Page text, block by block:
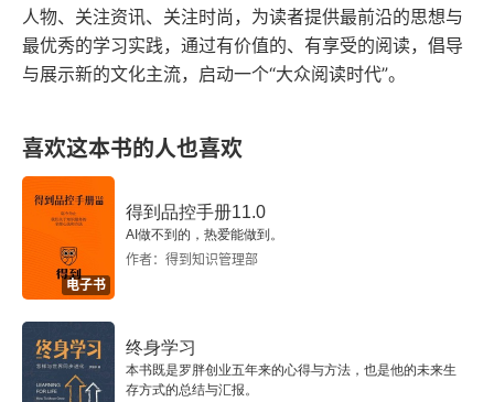
是必要的。这对个人而言相当有启发。我说这本书
是吃了我读的第 1 个国外专家看待中美关系的红
利，不可否认奈的观点是很有远见的，但作为一本
书的痛快。而且读到后期的文章观点基本重复了，
你 2001 年和 2021 年的美国战略能一样吗？本书
在这方面缺少论证和解释。
人物、关注资讯、关注时尚，为读者提供最前沿的思想与
最优秀的学习实践，通过有价值的、有享受的阅读，倡导
与展示新的文化主流，启动一个“大众阅读时代”。
喜欢这本书的人也喜欢
电子书
得到品控手册11.0
AI做不到的，热爱能做到。
作者：得到知识管理部
终身学习
本书既是罗胖创业五年来的心得与方法，也是他的未来生
存方式的总结与汇报。